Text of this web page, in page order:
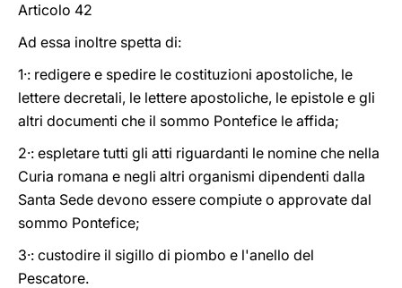
Articolo 42
Ad essa inoltre spetta di:
1·: redigere e spedire le costituzioni apostoliche, le
lettere decretali, le lettere apostoliche, le epistole e gli
altri documenti che il sommo Pontefice le affida;
2·: espletare tutti gli atti riguardanti le nomine che nella
Curia romana e negli altri organismi dipendenti dalla
Santa Sede devono essere compiute o approvate dal
sommo Pontefice;
3·: custodire il sigillo di piombo e l'anello del
Pescatore.